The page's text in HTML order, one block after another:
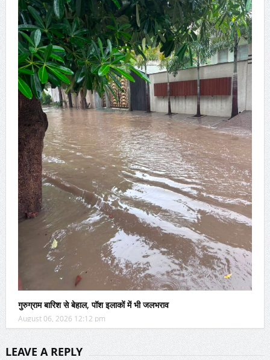
गुरुग्राम बारिश से बेहाल, पॉश इलाकों में भी जलभराव
August 06, 2026 12:12 pm
LEAVE A REPLY